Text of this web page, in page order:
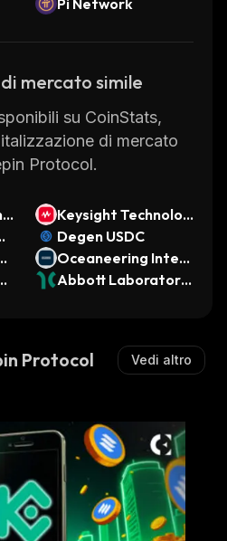
Pi Network
mercato simile
su CoinStats,
di mercato
Protocol.
Keysight Technolog
ies (Ondo Tokenize
d)
Degen USDC
Oceaneering Intern
ational (Ondo Toke
Abbott Laboratorie
Protocol Vedi altro